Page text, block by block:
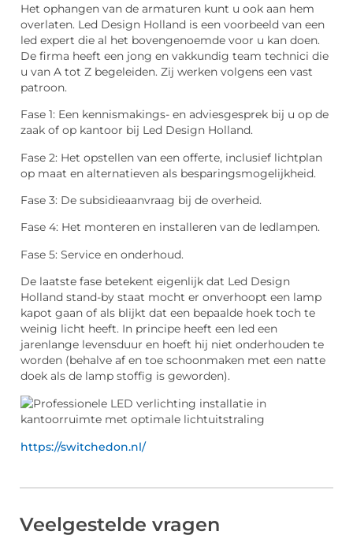
Het ophangen van de armaturen kunt u ook aan hem
overlaten. Led Design Holland is een voorbeeld van een
led expert die al het bovengenoemde voor u kan doen.
De firma heeft een jong en vakkundig team technici die
u van A tot Z begeleiden. Zij werken volgens een vast
patroon.
Fase 1: Een kennismakings- en adviesgesprek bij u op de
zaak of op kantoor bij Led Design Holland.
Fase 2: Het opstellen van een offerte, inclusief lichtplan
op maat en alternatieven als besparingsmogelijkheid.
Fase 3: De subsidieaanvraag bij de overheid.
Fase 4: Het monteren en installeren van de ledlampen.
Fase 5: Service en onderhoud.
De laatste fase betekent eigenlijk dat Led Design
Holland stand-by staat mocht er onverhoopt een lamp
kapot gaan of als blijkt dat een bepaalde hoek toch te
weinig licht heeft. In principe heeft een led een
jarenlange levensduur en hoeft hij niet onderhouden te
worden (behalve af en toe schoonmaken met een natte
doek als de lamp stoffig is geworden).
https://switchedon.nl/
Veelgestelde vragen